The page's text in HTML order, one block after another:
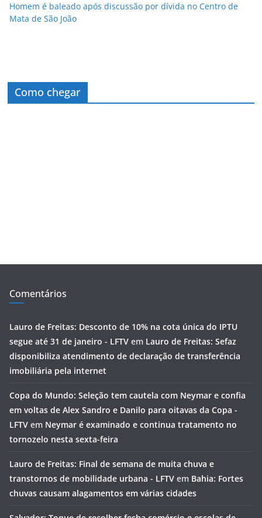
Homem é baleado após discussão por dívida no Centro de
Mata de São João
Como chegar
Comentários
Lauro de Freitas: Desconto de 10% na cota única do IPTU
segue até 31 de janeiro - LFTV em Lauro de Freitas: Sefaz
disponibiliza atendimento de declaração de transferência
imobiliária pela internet
Copa do Mundo: Seleção tem cautela com Neymar e confia
em voltas de Alex Sandro e Danilo para oitavas da Copa -
LFTV em Neymar é examinado e continua tratamento no
tornozelo nesta sexta-feira
Lauro de Freitas: Final de semana de muita chuva e
transtornos de mobilidade urbana - LFTV em Bahia: Fortes
chuvas causam alagamentos em várias cidades